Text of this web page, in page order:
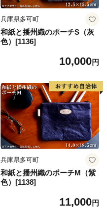
兵庫県多可町
和紙と播州織のポーチS（灰
色）[1136]
10,000円
兵庫県多可町
和紙と播州織のポーチM（紫
色）[1138]
11,000円